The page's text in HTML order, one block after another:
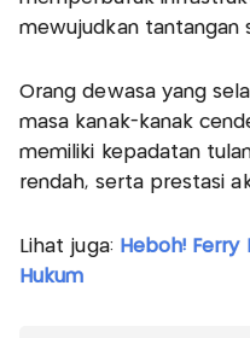
mewujudkan tantangan
Orang dewasa yang
masa kanak-kanak
memiliki kepadatan
rendah, serta prestasi
Lihat juga: Heboh! Ferry
Hukum